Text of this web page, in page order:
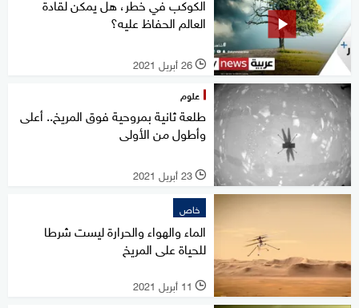
العالم الحفاظ عليه؟
l 26 أبريل 2021
علوم
طلعة ثانية بمروحية فوق المريخ.. أعلى
وأطول من الأولى
l 23 أبريل 2021
خاص
الماء والهواء والحرارة ليست شرطا
للحياة على المريخ
l 11 أبريل 2021